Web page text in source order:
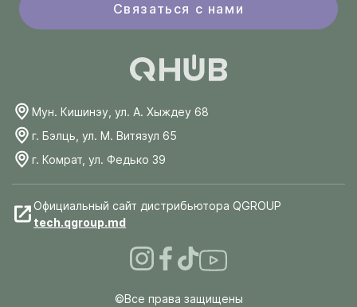
Связаться с нами
Мун. Кишинэу, ул. А. Хыждеу 68
г. Бэлць, ул. М. Витязул 65
г. Комрат, ул. Федько 39
Официальный сайт дистрибьютора QGROUP
tech.qgroup.md
©Все права защищены